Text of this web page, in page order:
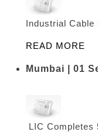
Industrial Cable
READ MORE
Mumbai | 01
LIC